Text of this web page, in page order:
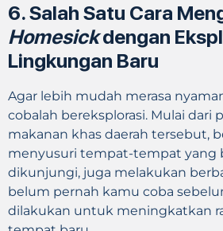
6. Salah Satu Cara
Homesickdengan
Lingkungan Baru
Agar lebih mudah merasa
cobalah bereksplorasi. Mulai dari
makanan khas daerah tersebut,
menyusuri tempat-tempat yang
dikunjungi, juga melakukan
belum pernah kamu coba
dilakukan untuk meningkatkan